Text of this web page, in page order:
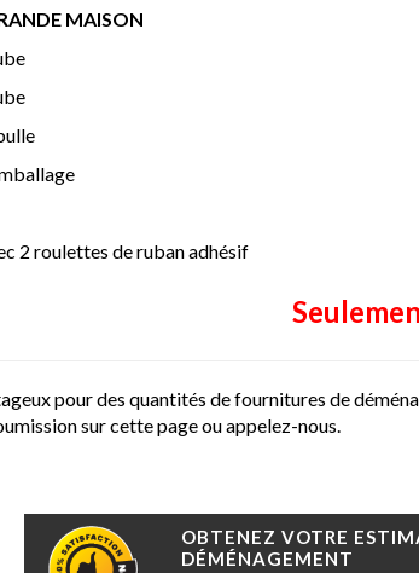
MAISON
2 roulettes de ruban adhésif
pour des quantités de fournitures de
sur cette page ou appelez-nous.
OBTENEZ VOTRE
DÉMÉNAGEMENT